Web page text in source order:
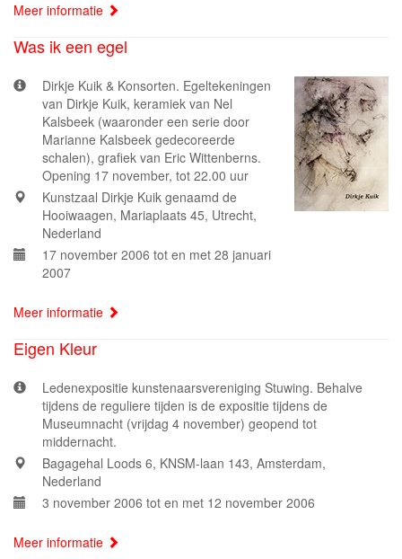
Meer informatie
Was ik een egel
Dirkje Kuik & Konsorten. Egeltekeningen
van Dirkje Kuik, keramiek van Nel
Kalsbeek (waaronder een serie door
Marianne Kalsbeek gedecoreerde
schalen), grafiek van Eric Wittenberns.
Opening 17 november, tot 22.00 uur
Kunstzaal Dirkje Kuik genaamd de
Hooiwaagen, Mariaplaats 45, Utrecht,
Nederland
17 november 2006 tot en met 28 januari
2007
Meer informatie
Eigen Kleur
Ledenexpositie kunstenaarsvereniging Stuwing. Behalve
tijdens de reguliere tijden is de expositie tijdens de
Museumnacht (vrijdag 4 november) geopend tot
middernacht.
Bagagehal Loods 6, KNSM-laan 143, Amsterdam,
Nederland
3 november 2006 tot en met 12 november 2006
Meer informatie